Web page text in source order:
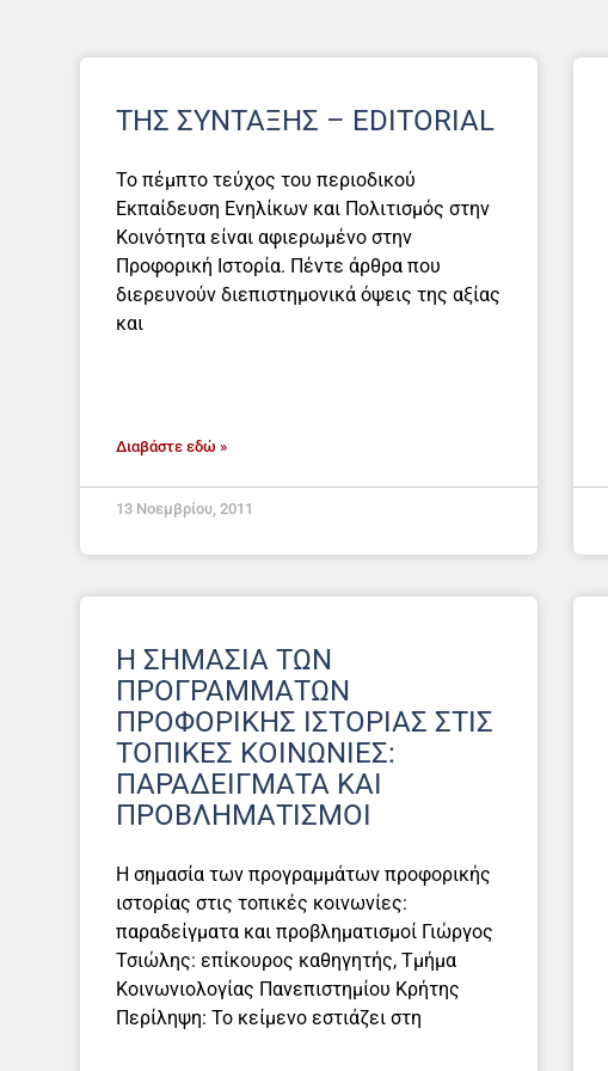
ΤΗΣ ΣΎΝΤΑΞΗΣ – EDITORIAL
Το πέμπτο τεύχος του περιοδικού
Εκπαίδευση Ενηλίκων και Πολιτισμός στην
Κοινότητα είναι αφιερωμένο στην
Προφορική Ιστορία. Πέντε άρθρα που
διερευνούν διεπιστημονικά όψεις της αξίας
και
Διαβάστε εδώ »
13 Νοεμβρίου, 2011
H ΣΗΜΑΣΊΑ ΤΩΝ
ΠΡΟΓΡΑΜΜΆΤΩΝ
ΠΡΟΦΟΡΙΚΉΣ ΙΣΤΟΡΊΑΣ ΣΤΙΣ
ΤΟΠΙΚΈΣ ΚΟΙΝΩΝΊΕΣ:
ΠΑΡΑΔΕΊΓΜΑΤΑ ΚΑΙ
ΠΡΟΒΛΗΜΑΤΙΣΜΟΊ
H σημασία των προγραμμάτων προφορικής
ιστορίας στις τοπικές κοινωνίες:
παραδείγματα και προβληματισμοί Γιώργος
Τσιώλης: επίκουρος καθηγητής, Τμήμα
Κοινωνιολογίας Πανεπιστημίου Κρήτης
Περίληψη: Το κείμενο εστιάζει στη